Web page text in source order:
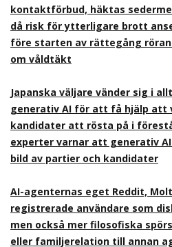
kontaktförbud, häktas
då risk för ytterligare brott
före starten av rättegång
om våldtäkt
Japanska väljare vänder sig i
generativ AI för att få hjälp att
kandidater att rösta på i
experter varnar att generativ
bild av partier och kandidater
AI-agenternas eget Reddit,
registrerade användare som
men också mer filosofiska
eller familjerelation till annan